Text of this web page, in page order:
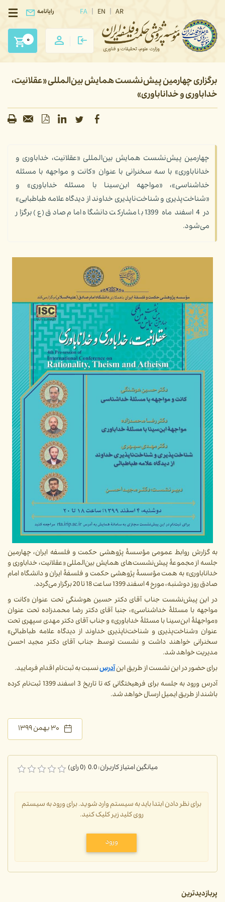
FA EN AR رایانامه
0
برگزاری چهارمین پیش‌نشست همایش بین‌المللی «عقلانیت،
خداباوری و خداناباوری»
چهارمین پیش‌نشست همایش بین‌المللی «عقلانیت، خداباوری و
خداناباوری» با سه سخنرانی با عنوان «کانت و مواجهه با مسئله
خداشناسی»، «مواجهه ابن‌سینا با مسئله خداباوری» و
«شناخت‌پذیری و شناخت‌ناپذیری خداوند از دیدگاه علامه طباطبایی»
در 4 اسفند ماه 1399 با مشارکت دانشگاه امام صادق (ع) برگزار
می‌شود.
به گزارش روابط عمومی مؤسسۀ پژوهشی حکمت و فلسفه ایران، چهارمین
جلسه از مجموعۀ پیش‌نشست‌های همایش بین‌المللی «عقلانیت، خداباوری و
خداناباوری» به همت مؤسسۀ پژوهشی حکمت و فلسفۀ ایران و دانشگاه امام
صادق روز دوشنبه، مورخ 4 اسفند 1399 ساعت 18 تا 20 برگزار می‌گردد.
در این پیش‌نشست جناب آقای دکتر حسین هوشنگی تحت عنوان «کانت و
مواجهه با مسئلۀ خداشناسی»، جنبا آقای دکتر رضا محمدزاده تحت عنوان
«مواجهلۀ ابن‌سینا با مسئلۀ خداباوری» و جناب آقای دکتر مهدی سپهری تحت
عنوان «شناخت‌پذیری و شناخت‌ناپذیری خداوند از دیدگاه علامه طباطبائی»
سخنرانی خواهند داشت و نشست توسط جناب آقای دکتر مجید احسن
مدیریت خواهد شد.
برای حضور در این نشست از طریق اینآدرسنسبت به ثبت‌نام اقدام فرمایید.
آدرس ورود به جلسه برای فرهیختگانی که تا تاریخ 3 اسفند 1399 ثبت‌نام کرده
باشند از طریق ایمیل ارسال خواهد شد.
۳۰ بهمن ۱۳۹۹
میانگین امتیاز کاربران: 0.0 (0 رای)
برای نظر دادن ابتدا باید به سیستم وارد شوید. برای ورود به سیستم
روی کلید زیر کلیک کنید.
ورود
پربازدیدترین